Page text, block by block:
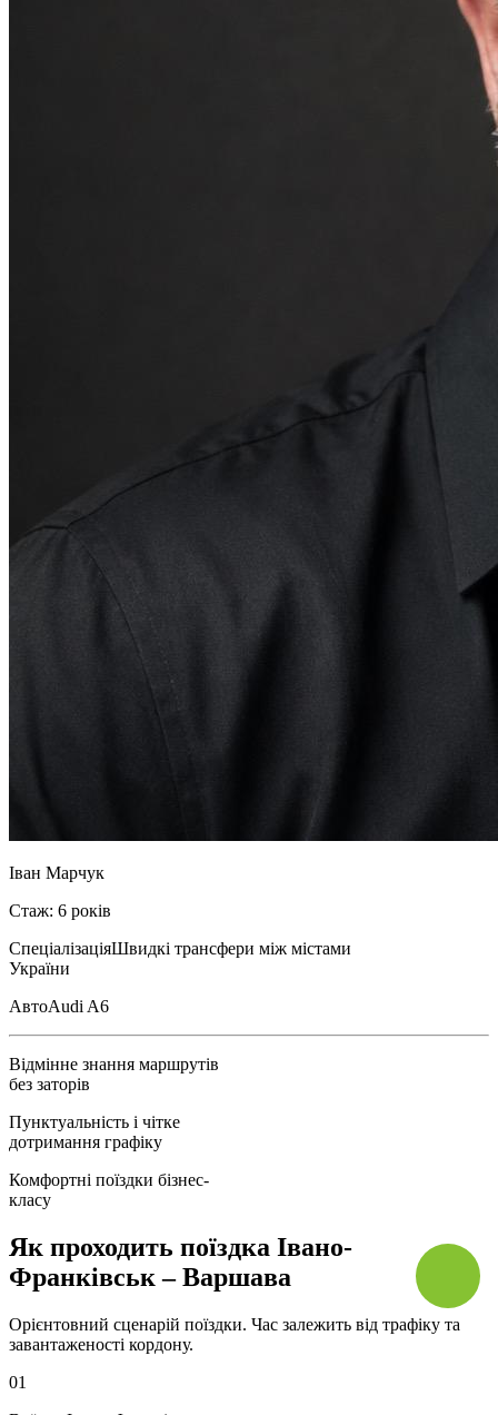
Іван Марчук
Стаж: 6 років
СпеціалізаціяШвидкі трансфери між містами
України
АвтоAudi A6
Відмінне знання маршрутів
без заторів
Пунктуальність і чітке
дотримання графіку
Комфортні поїздки бізнес-
класу
Як проходить поїздка Івано-
Франківськ – Варшава
Орієнтовний сценарій поїздки. Час залежить від трафіку та
завантаженості кордону.
01